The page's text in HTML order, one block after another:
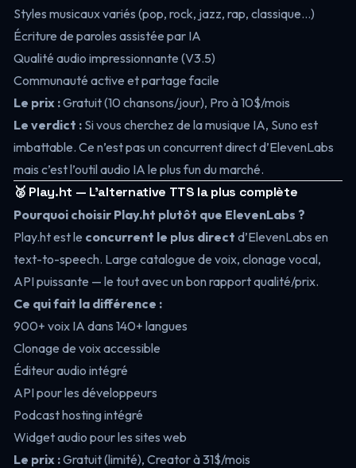
Styles musicaux variés (pop, rock, jazz, rap, classique…)
Écriture de paroles assistée par IA
Qualité audio impressionnante (V3.5)
Communauté active et partage facile
Le prix :Gratuit (10 chansons/jour), Pro à 10$/mois
Le verdict :Si vous cherchez de la musique IA, Suno est
imbattable. Ce n’est pas un concurrent direct d’ElevenLabs
mais c’est l’outil audio IA le plus fun du marché.
🥈 Play.ht — L’alternative TTS la plus complète
Pourquoi choisir Play.ht plutôt que ElevenLabs ?
Play.ht est le concurrent le plus direct d’ElevenLabs en
text-to-speech. Large catalogue de voix, clonage vocal,
API puissante — le tout avec un bon rapport qualité/prix.
Ce qui fait la différence :
900+ voix IA dans 140+ langues
Clonage de voix accessible
Éditeur audio intégré
API pour les développeurs
Podcast hosting intégré
Widget audio pour les sites web
Le prix :Gratuit (limité), Creator à 31$/mois